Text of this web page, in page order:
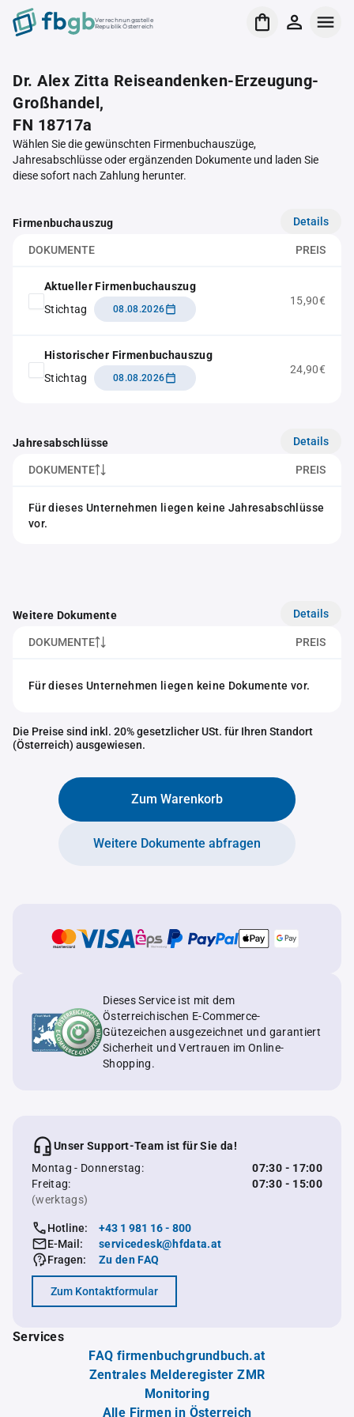
Verrechnungsstelle
Republik Österreich
Dr. Alex Zitta Reiseandenken-Erzeugung-
Großhandel,
FN 18717a
Wählen Sie die gewünschten Firmenbuchauszüge,
Jahresabschlüsse oder ergänzenden Dokumente und laden Sie
diese sofort nach Zahlung herunter.
Firmenbuchauszug Details
DOKUMENTE PREIS
Aktueller Firmenbuchauszug
Stichtag
08.08.2026
15,90€
Historischer Firmenbuchauszug
Stichtag
08.08.2026
24,90€
Jahresabschlüsse Details
DOKUMENTE PREIS
Für dieses Unternehmen liegen keine Jahresabschlüsse
vor.
Weitere Dokumente Details
DOKUMENTE PREIS
Für dieses Unternehmen liegen keine Dokumente vor.
Die Preise sind inkl. 20% gesetzlicher USt. für Ihren Standort
(Österreich) ausgewiesen.
Zum Warenkorb
Weitere Dokumente abfragen
Dieses Service ist mit dem
Österreichischen E-Commerce-
Gütezeichen ausgezeichnet und garantiert
Sicherheit und Vertrauen im Online-
Shopping.
Unser Support-Team ist für Sie da!
Montag - Donnerstag:
07:30 - 17:00
Freitag:
07:30 - 15:00
(werktags)
Hotline:
+43 1 981 16 - 800
E-Mail:
servicedesk@hfdata.at
Fragen:
Zu den FAQ
Zum Kontaktformular
Services
FAQ firmenbuchgrundbuch.at
Zentrales Melderegister ZMR
Monitoring
Alle Firmen in Österreich